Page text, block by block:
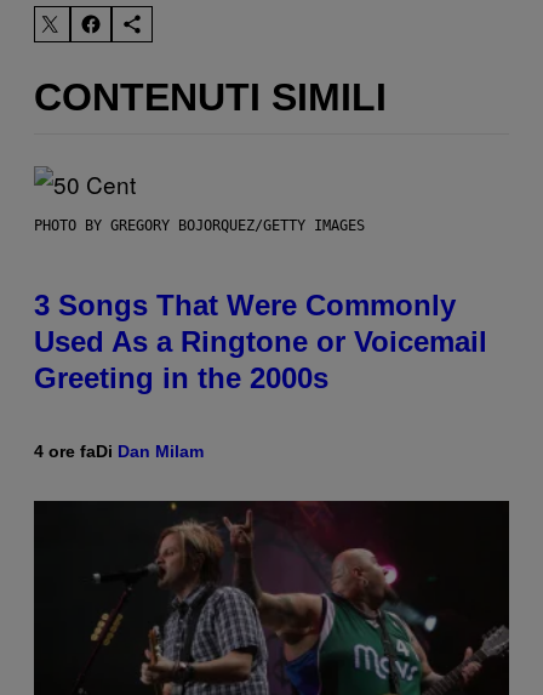
CONTENUTI SIMILI
PHOTO BY GREGORY BOJORQUEZ/GETTY IMAGES
3 Songs That Were Commonly
Used As a Ringtone or Voicemail
Greeting in the 2000s
4 ore faDi Dan Milam